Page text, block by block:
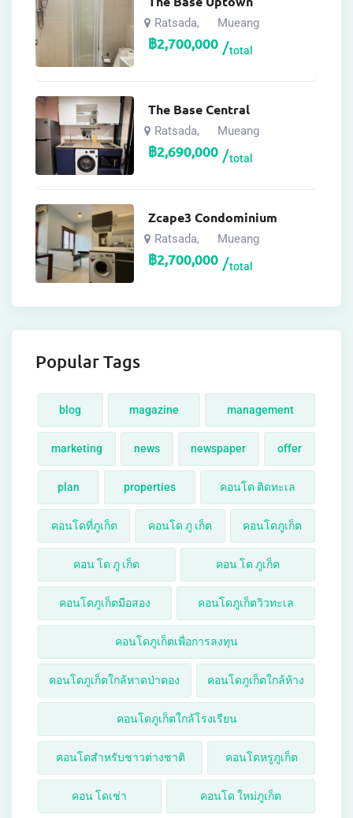
Ratsada, Mueang
฿2,700,000 total
The Base Central
Ratsada, Mueang
฿2,690,000 total
Zcape3 Condominium
Ratsada, Mueang
฿2,700,000 total
Popular Tags
blog magazine management
marketing news newspaper offer
plan properties คอนโด ติดทะเล
คอนโดที่ภูเก็ต คอนโด ภู เก็ต คอนโดภูเก็ต
คอน โด ภู เก็ต คอน โด ภูเก็ต
คอนโดภูเก็ตมือสอง คอนโดภูเก็ตวิวทะเล
คอนโดภูเก็ตเพื่อการลงทุน
คอนโดภูเก็ตใกล้หาดป่าตอง คอนโดภูเก็ตใกล้ห้าง
คอนโดภูเก็ตใกล้โรงเรียน
คอนโดสำหรับชาวต่างชาติ คอนโดหรูภูเก็ต
คอน โดเช่า คอนโด ใหม่ภูเก็ต